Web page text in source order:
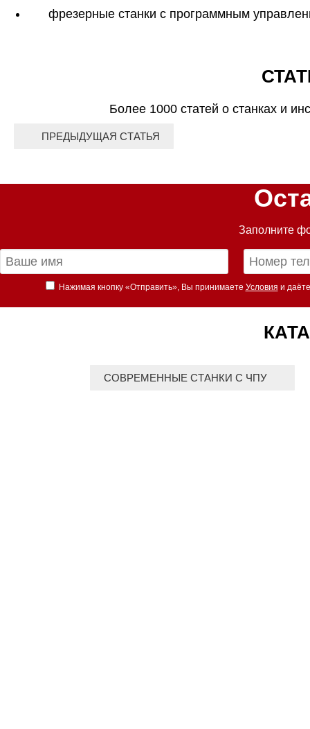
фрезерные станки с программным
Более 1000 статей о станках и
ПРЕДЫДУЩАЯ СТАТЬЯ
Заполните
Нажимая кнопку «Отправить», Вы принимаете Условия и
СОВРЕМЕННЫЕ СТАНКИ С ЧПУ